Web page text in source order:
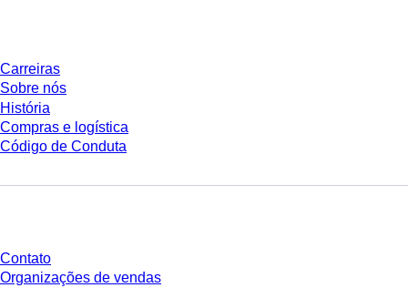
Carreiras
Sobre nós
História
Compras e logística
Código de Conduta
Contato
Organizações de vendas